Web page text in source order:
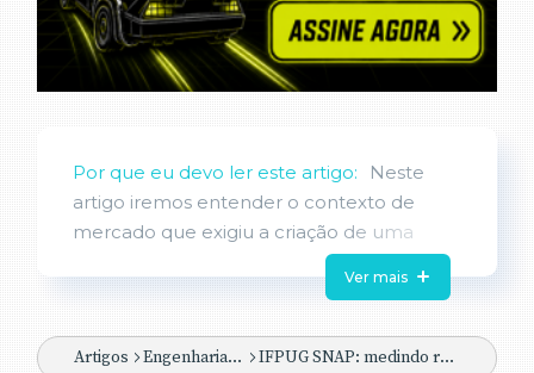
Por que eu devo ler este artigo:
Neste
artigo iremos entender o contexto de
mercado que exigiu a criação de uma
nova metodologia de metrificação não
funcional. Será explicado o que são os
categorias na visão da ISO e do IFPUG.
Ver mais
Artigos Engenharia de Software IFPUG SNAP: medindo requisitos não funcionais